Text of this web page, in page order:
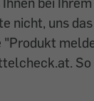
nicht, uns